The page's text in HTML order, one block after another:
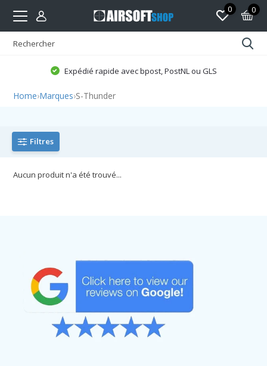
0 0
Expédié rapide avec bpost, PostNL ou GLS
Home›Marques›S-Thunder
Filtres
Aucun produit n'a été trouvé...